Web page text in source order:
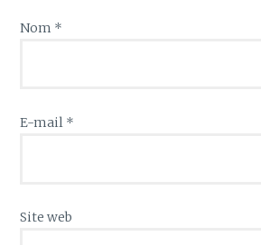
Nom *
E-mail *
Site web